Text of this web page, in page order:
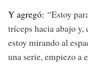
Y agregó: “Estoy
tríceps hacia abajo y,
estoy mirando al
una serie, empiezo a